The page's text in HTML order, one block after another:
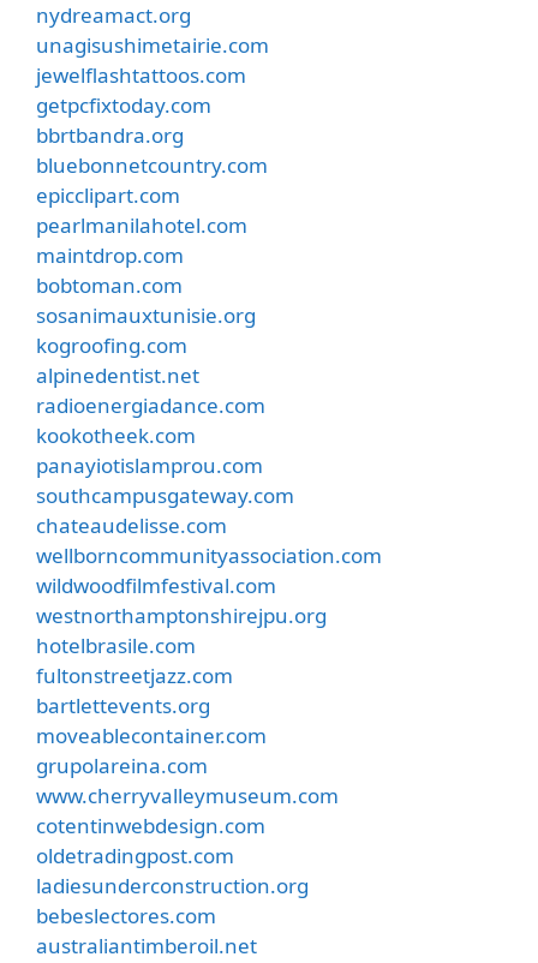
nydreamact.org
unagisushimetairie.com
jewelflashtattoos.com
getpcfixtoday.com
bbrtbandra.org
bluebonnetcountry.com
epicclipart.com
pearlmanilahotel.com
maintdrop.com
bobtoman.com
sosanimauxtunisie.org
kogroofing.com
alpinedentist.net
radioenergiadance.com
kookotheek.com
panayiotislamprou.com
southcampusgateway.com
chateaudelisse.com
wellborncommunityassociation.com
wildwoodfilmfestival.com
westnorthamptonshirejpu.org
hotelbrasile.com
fultonstreetjazz.com
bartlettevents.org
moveablecontainer.com
grupolareina.com
www.cherryvalleymuseum.com
cotentinwebdesign.com
oldetradingpost.com
ladiesunderconstruction.org
bebeslectores.com
australiantimberoil.net